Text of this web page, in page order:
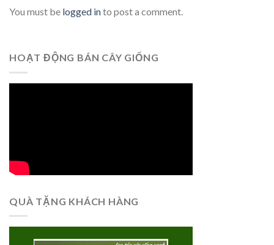
You must be logged into post a comment.
HOẠT ĐỘNG BÁN CÂY GIỐNG
QUÀ TẶNG KHÁCH HÀNG